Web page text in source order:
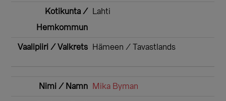
Lahti
Hämeen / Tavastlands
Mika Byman